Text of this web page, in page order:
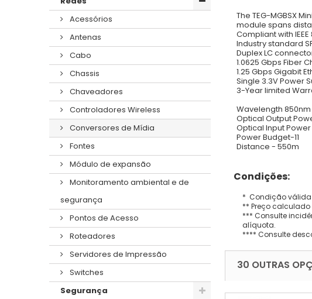
Acessórios
Antenas
Cabo
Chassis
Chaveadores
Controladores Wireless
Conversores de Mídia
Fontes
Módulo de expansão
Monitoramento ambiental e de
segurança
Pontos de Acesso
Roteadores
Servidores de Impressão
Switches
Segurança
The TEG-MGBSX
module spans
Compliant with
Industry standard
Duplex LC
1.0625 Gbps Fiber
1.25 Gbps Gigabit
Single 3.3V Power
3-Year limited
Wavelength 850nm
Optical Output
Optical Input
Power Budget-11
Distance - 550m
Condições:
* Condição
** Preço
*** Consulte
alíquota.
**** Consulte
30 OUTRAS